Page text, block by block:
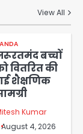
View All
बच्चों
वितरित की
शैक्षणिक
Kumar
August 4, 2026